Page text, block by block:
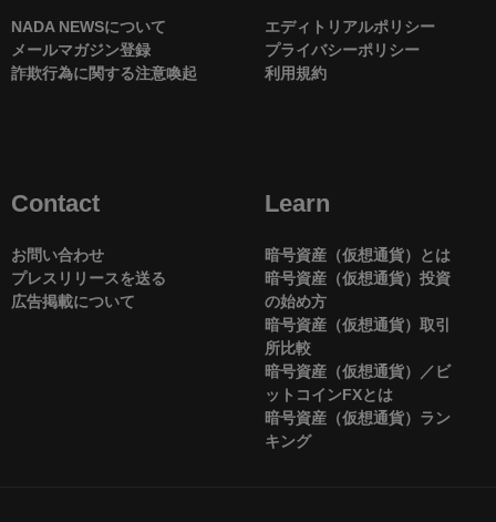
NADA NEWSについて
メールマガジン登録
詐欺行為に関する注意喚起
エディトリアルポリシー
プライバシーポリシー
利用規約
Contact
お問い合わせ
プレスリリースを送る
広告掲載について
Learn
暗号資産（仮想通貨）とは
暗号資産（仮想通貨）投資
の始め方
暗号資産（仮想通貨）取引
所比較
暗号資産（仮想通貨）／ビ
ットコインFXとは
暗号資産（仮想通貨）ラン
キング